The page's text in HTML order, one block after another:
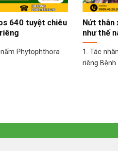
640 tuyệt chiêu
Phytophthora
Nứt thân
như thế
1. Tác
riêng Bệnh